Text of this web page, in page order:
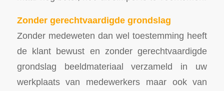
Zonder gerechtvaardigde grondslag
Zonder medeweten dan wel toestemming heeft
de klant bewust en zonder gerechtvaardigde
grondslag beeldmateriaal verzameld in uw
werkplaats van medewerkers maar ook van